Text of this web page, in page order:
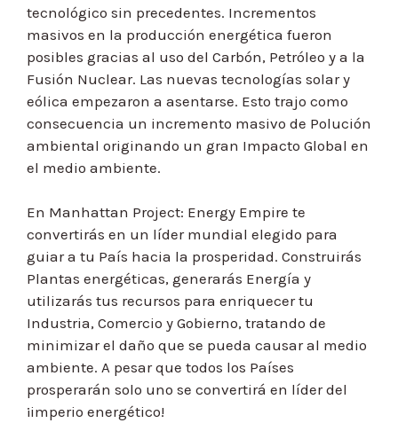
tecnológico sin precedentes. Incrementos
masivos en la producción energética fueron
posibles gracias al uso del Carbón, Petróleo y a la
Fusión Nuclear. Las nuevas tecnologías solar y
eólica empezaron a asentarse. Esto trajo como
consecuencia un incremento masivo de Polución
ambiental originando un gran Impacto Global en
el medio ambiente.
En Manhattan Project: Energy Empire te
convertirás en un líder mundial elegido para
guiar a tu País hacia la prosperidad. Construirás
Plantas energéticas, generarás Energía y
utilizarás tus recursos para enriquecer tu
Industria, Comercio y Gobierno, tratando de
minimizar el daño que se pueda causar al medio
ambiente. A pesar que todos los Países
prosperarán solo uno se convertirá en líder del
¡imperio energético!